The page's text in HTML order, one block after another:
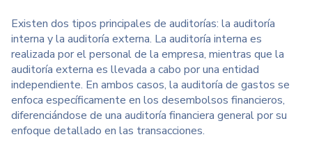
Existen dos tipos principales de auditorías: la auditoría
interna y la auditoría externa. La auditoría interna es
realizada por el personal de la empresa, mientras que la
auditoría externa es llevada a cabo por una entidad
independiente. En ambos casos, la auditoría de gastos se
enfoca específicamente en los desembolsos financieros,
diferenciándose de una auditoría financiera general por su
enfoque detallado en las transacciones.